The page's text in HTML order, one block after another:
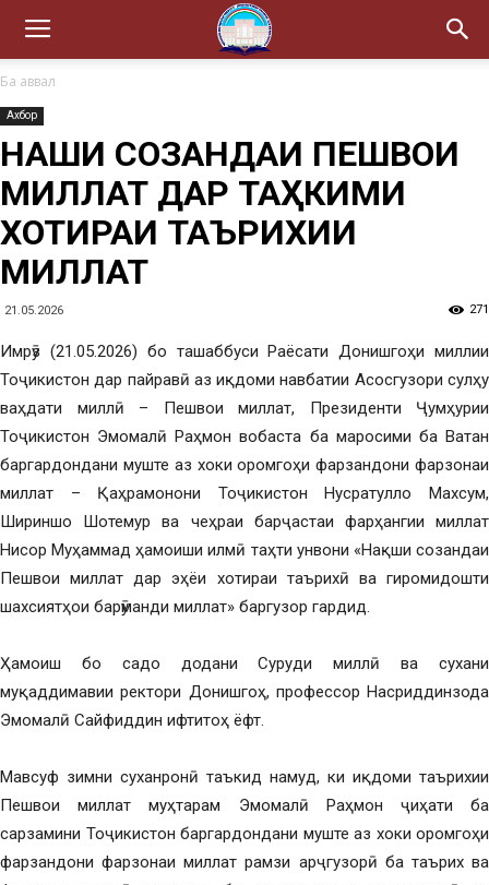
Ба аввал
Ахбор
НАҚШИ СОЗАНДАИ ПЕШВОИ
МИЛЛАТ ДАР ТАҲКИМИ
ХОТИРАИ ТАЪРИХИИ
МИЛЛАТ
21.05.2026 271
Имрӯз (21.05.2026) бо ташаббуси Раёсати Донишгоҳи миллии
Тоҷикистон дар пайравӣ аз иқдоми навбатии Асосгузори сулҳу
ваҳдати миллӣ – Пешвои миллат, Президенти Ҷумҳурии
Тоҷикистон Эмомалӣ Раҳмон вобаста ба маросими ба Ватан
баргардондани муште аз хоки оромгоҳи фарзандони фарзонаи
миллат – Қаҳрамонони Тоҷикистон Нусратулло Махсум,
Шириншо Шотемур ва чеҳраи барҷастаи фарҳангии миллат
Нисор Муҳаммад ҳамоиши илмӣ таҳти унвони «Нақши созандаи
Пешвои миллат дар эҳёи хотираи таърихӣ ва гиромидошти
шахсиятҳои барӯманди миллат» баргузор гардид.
Ҳамоиш бо садо додани Суруди миллӣ ва сухани
муқаддимавии ректори Донишгоҳ, профессор Насриддинзода
Эмомалӣ Сайфиддин ифтитоҳ ёфт.
Мавсуф зимни суханронӣ таъкид намуд, ки иқдоми таърихии
Пешвои миллат муҳтарам Эмомалӣ Раҳмон ҷиҳати ба
сарзамини Тоҷикистон баргардондани муште аз хоки оромгоҳи
фарзандони фарзонаи миллат рамзи арҷгузорӣ ба таърих ва